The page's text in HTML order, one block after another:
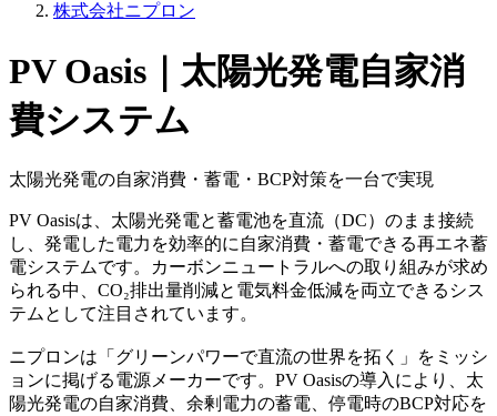
株式会社ニプロン
PV Oasis｜太陽光発電自家消
費システム
太陽光発電の自家消費・蓄電・BCP対策を一台で実現
PV Oasisは、太陽光発電と蓄電池を直流（DC）のまま接続
し、発電した電力を効率的に自家消費・蓄電できる再エネ蓄
電システムです。カーボンニュートラルへの取り組みが求め
られる中、CO₂排出量削減と電気料金低減を両立できるシス
テムとして注目されています。
ニプロンは「グリーンパワーで直流の世界を拓く」をミッシ
ョンに掲げる電源メーカーです。PV Oasisの導入により、太
陽光発電の自家消費、余剰電力の蓄電、停電時のBCP対応を